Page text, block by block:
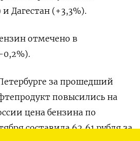
Дагестан (+3,3%).
отмечено в
за прошедший
повысились на
цена бензина по
составила 62,61 рубля за